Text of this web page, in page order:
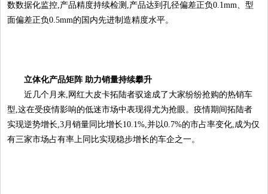
数数据化监控,产品精度持续检测,产品达到孔径偏差正负0.1mm、型
面偏差正负0.5mm的国内先进制造精度水平。
立体化产品矩阵 助力销量持续攀升
近几个月来,网红大皮卡拓陆者驭途成了大家纷纷抢购的热销车
型,这在受疫情影响的低迷市场中表现得尤为抢眼。疫情期间拓陆者
实现逆势增长,3月销量同比增长10.1%,并以0.7%的市占率变化,成为仅
有三家市场占有率上同比实现稳步增长的车企之一。